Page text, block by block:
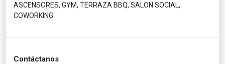
ASCENSORES, GYM, TERRAZA BBQ, SALON SOCIAL,
COWORKING.
Contáctanos